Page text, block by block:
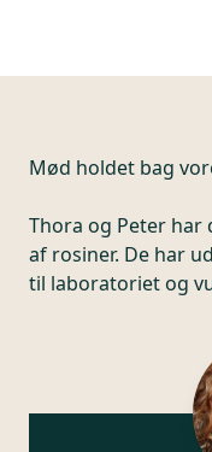
Mød holdet bag
Thora og Peter har
af rosiner. De har
til laboratoriet og